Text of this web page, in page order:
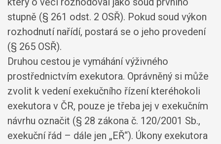
stupně (§ 261 odst. 2 OSŘ). Pokud soud výkon
rozhodnutí nařídí, postará se o jeho provedení
(§ 265 OSŘ).
Druhou cestou je vymáhání výživného
prostřednictvím exekutora. Oprávněný si může
zvolit k vedení exekučního řízení kteréhokoli
exekutora v ČR, pouze je třeba jej v exekučním
návrhu označit (§ 28 zákona č. 120/2001 Sb.,
exekuční řád – dále jen „EŘ“). Úkony exekutora